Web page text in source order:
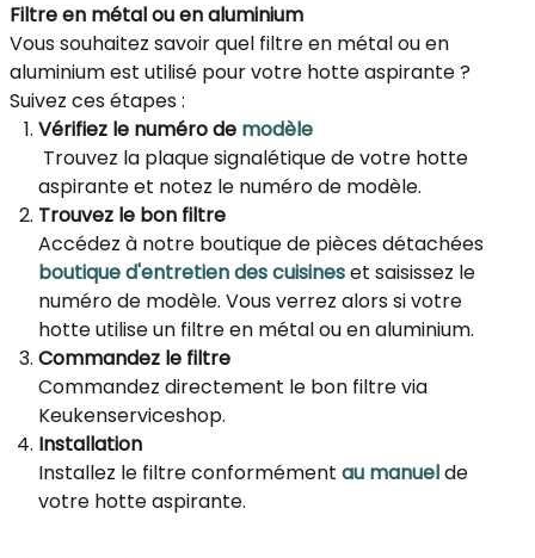
Filtre en métal ou en aluminium
Vous souhaitez savoir quel filtre en métal ou en
aluminium est utilisé pour votre hotte aspirante ?
Suivez ces étapes :
Vérifiez le numéro de modèle
Trouvez la plaque signalétique de votre hotte
aspirante et notez le numéro de modèle.
Trouvez le bon filtre
Accédez à notre boutique de pièces détachées
boutique d'entretien des cuisineset saisissez le
numéro de modèle. Vous verrez alors si votre
hotte utilise un filtre en métal ou en aluminium.
Commandez le filtre
Commandez directement le bon filtre via
Keukenserviceshop.
Installation
Installez le filtre conformément au manuelde
votre hotte aspirante.